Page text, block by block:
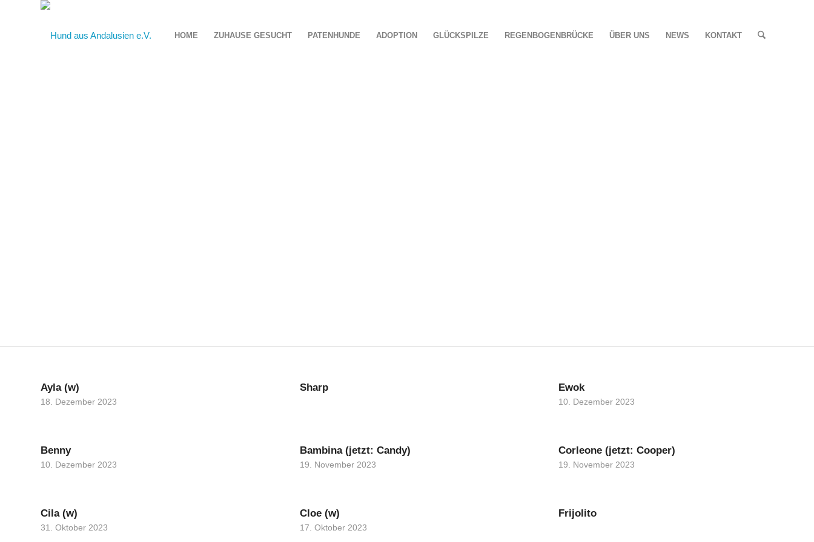
HOME ZUHAUSE GESUCHT PATENHUNDE ADOPTION GLÜCKSPILZE REGENBOGENBRÜCKE ÜBER UNS NEWS KONTAKT
Ayla (w)
18. Dezember 2023
Sharp Ewok
10. Dezember 2023
Benny
10. Dezember 2023
Bambina (jetzt: Candy)
19. November 2023
Corleone (jetzt: Cooper)
19. November 2023
Cila (w)
31. Oktober 2023
Cloe (w)
17. Oktober 2023
Frijolito